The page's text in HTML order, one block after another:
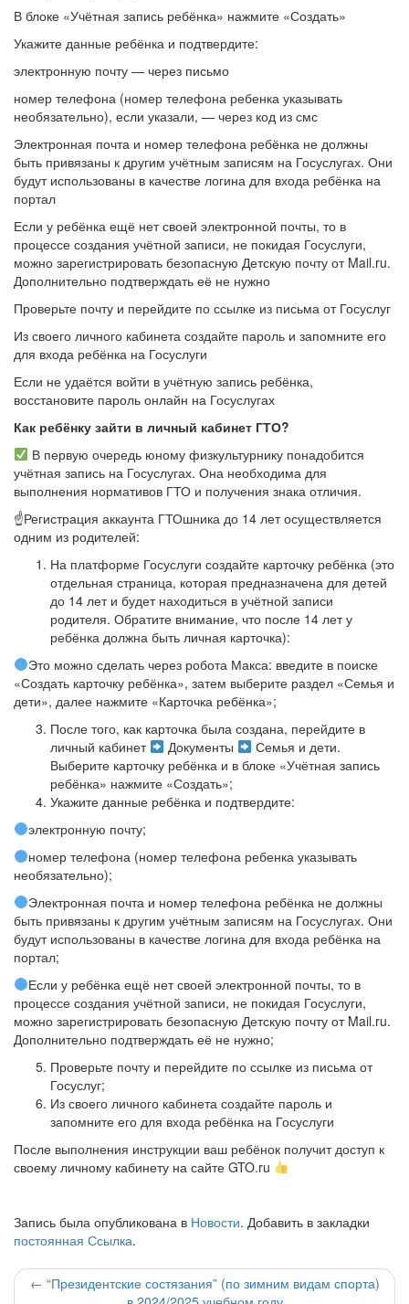
В блоке «Учётная запись ребёнка» нажмите «Создать»
Укажите данные ребёнка и подтвердите:
электронную почту — через письмо
номер телефона (номер телефона ребенка указывать
необязательно), если указали, — через код из смс
Электронная почта и номер телефона ребёнка не должны
быть привязаны к другим учётным записям на Госуслугах. Они
будут использованы в качестве логина для входа ребёнка на
портал
Если у ребёнка ещё нет своей электронной почты, то в
процессе создания учётной записи, не покидая Госуслуги,
можно зарегистрировать безопасную Детскую почту от Mail.ru.
Дополнительно подтверждать её не нужно
Проверьте почту и перейдите по ссылке из письма от Госуслуг
Из своего личного кабинета создайте пароль и запомните его
для входа ребёнка на Госуслуги
Если не удаётся войти в учётную запись ребёнка,
восстановите пароль онлайн на Госуслугах
Как ребёнку зайти в личный кабинет ГТО?
В первую очередь юному физкультурнику понадобится
учётная запись на Госуслугах. Она необходима для
выполнения нормативов ГТО и получения знака отличия.
☝️Регистрация аккаунта ГТОшника до 14 лет осуществляется
одним из родителей:
На платформе Госуслуги создайте карточку ребёнка (это
отдельная страница, которая предназначена для детей
до 14 лет и будет находиться в учётной записи
родителя. Обратите внимание, что после 14 лет у
ребёнка должна быть личная карточка):
Это можно сделать через робота Макса: введите в поиске
«Создать карточку ребёнка», затем выберите раздел «Семья и
дети», далее нажмите «Карточка ребёнка»;
После того, как карточка была создана, перейдите в
личный кабинет
Документы
Семья и дети.
Выберите карточку ребёнка и в блоке «Учётная запись
ребёнка» нажмите «Создать»;
Укажите данные ребёнка и подтвердите:
электронную почту;
номер телефона (номер телефона ребенка указывать
необязательно);
Электронная почта и номер телефона ребёнка не должны
быть привязаны к другим учётным записям на Госуслугах. Они
будут использованы в качестве логина для входа ребёнка на
портал;
Если у ребёнка ещё нет своей электронной почты, то в
процессе создания учётной записи, не покидая Госуслуги,
можно зарегистрировать безопасную Детскую почту от Mail.ru.
Дополнительно подтверждать её не нужно;
Проверьте почту и перейдите по ссылке из письма от
Госуслуг;
Из своего личного кабинета создайте пароль и
запомните его для входа ребёнка на Госуслуги
После выполнения инструкции ваш ребёнок получит доступ к
своему личному кабинету на сайте GTO.ru
Запись была опубликована в Новости. Добавить в закладки
постоянная Ссылка.
Навигация
← “Президентские состязания” (по зимним видам спорта)